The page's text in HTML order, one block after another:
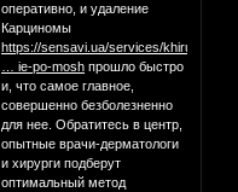
оперативно, и удаление
Карциномы
https://sensavi.ua/services/khirurgriya
… ie-po-mosh прошло быстро
и, что самое главное,
совершенно безболезненно
для нее. Обратитесь в центр,
опытные врачи-дерматологи
и хирурги подберут
оптимальный метод